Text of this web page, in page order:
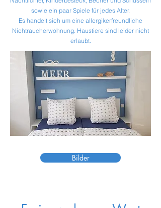
sowie ein paar Spiele für jedes Alter.
Es handelt sich um eine allergikerfreundliche
Nichtraucherwohnung. Haustiere sind leider nicht
erlaubt.
Bilder